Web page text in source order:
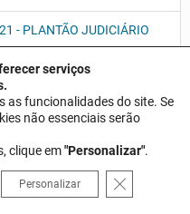
- PLANTÃO JUDICIÁRIO
- PLANTÃO JUDICIÁRIO
- PLANTÃO JUDICIÁRIO
serviços
as funcionalidades do site. Se
não essenciais serão
clique em"Personalizar".
Personalizar Close